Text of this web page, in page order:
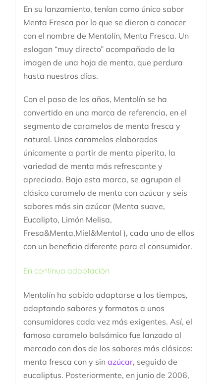
En su lanzamiento, tenían como único sabor
Menta Fresca por lo que se dieron a conocer
con el nombre de Mentolín, Menta Fresca. Un
eslogan “muy directo” acompañado de la
imagen de una hoja de menta, que perdura
hasta nuestros días.
Con el paso de los años, Mentolín se ha
convertido en una marca de referencia, en el
segmento de caramelos de menta fresca y
natural. Unos caramelos elaborados
únicamente a partir de menta piperita, la
variedad de menta más refrescante y
apreciada. Bajo esta marca, se agrupan el
clásico caramelo de menta con azúcar y seis
sabores más sin azúcar (Menta suave,
Eucalipto, Limón Melisa,
Fresa&Menta,Miel&Mentol ), cada uno de ellos
con un beneficio diferente para el consumidor.
En continua adaptación
Mentolín ha sabido adaptarse a los tiempos,
adaptando sabores y formatos a unos
consumidores cada vez más exigentes. Así, el
famoso caramelo balsámico fue lanzado al
mercado con dos de los sabores más clásicos:
menta fresca con y sin azúcar, seguido de
eucaliptus. Posteriormente, en junio de 2006,